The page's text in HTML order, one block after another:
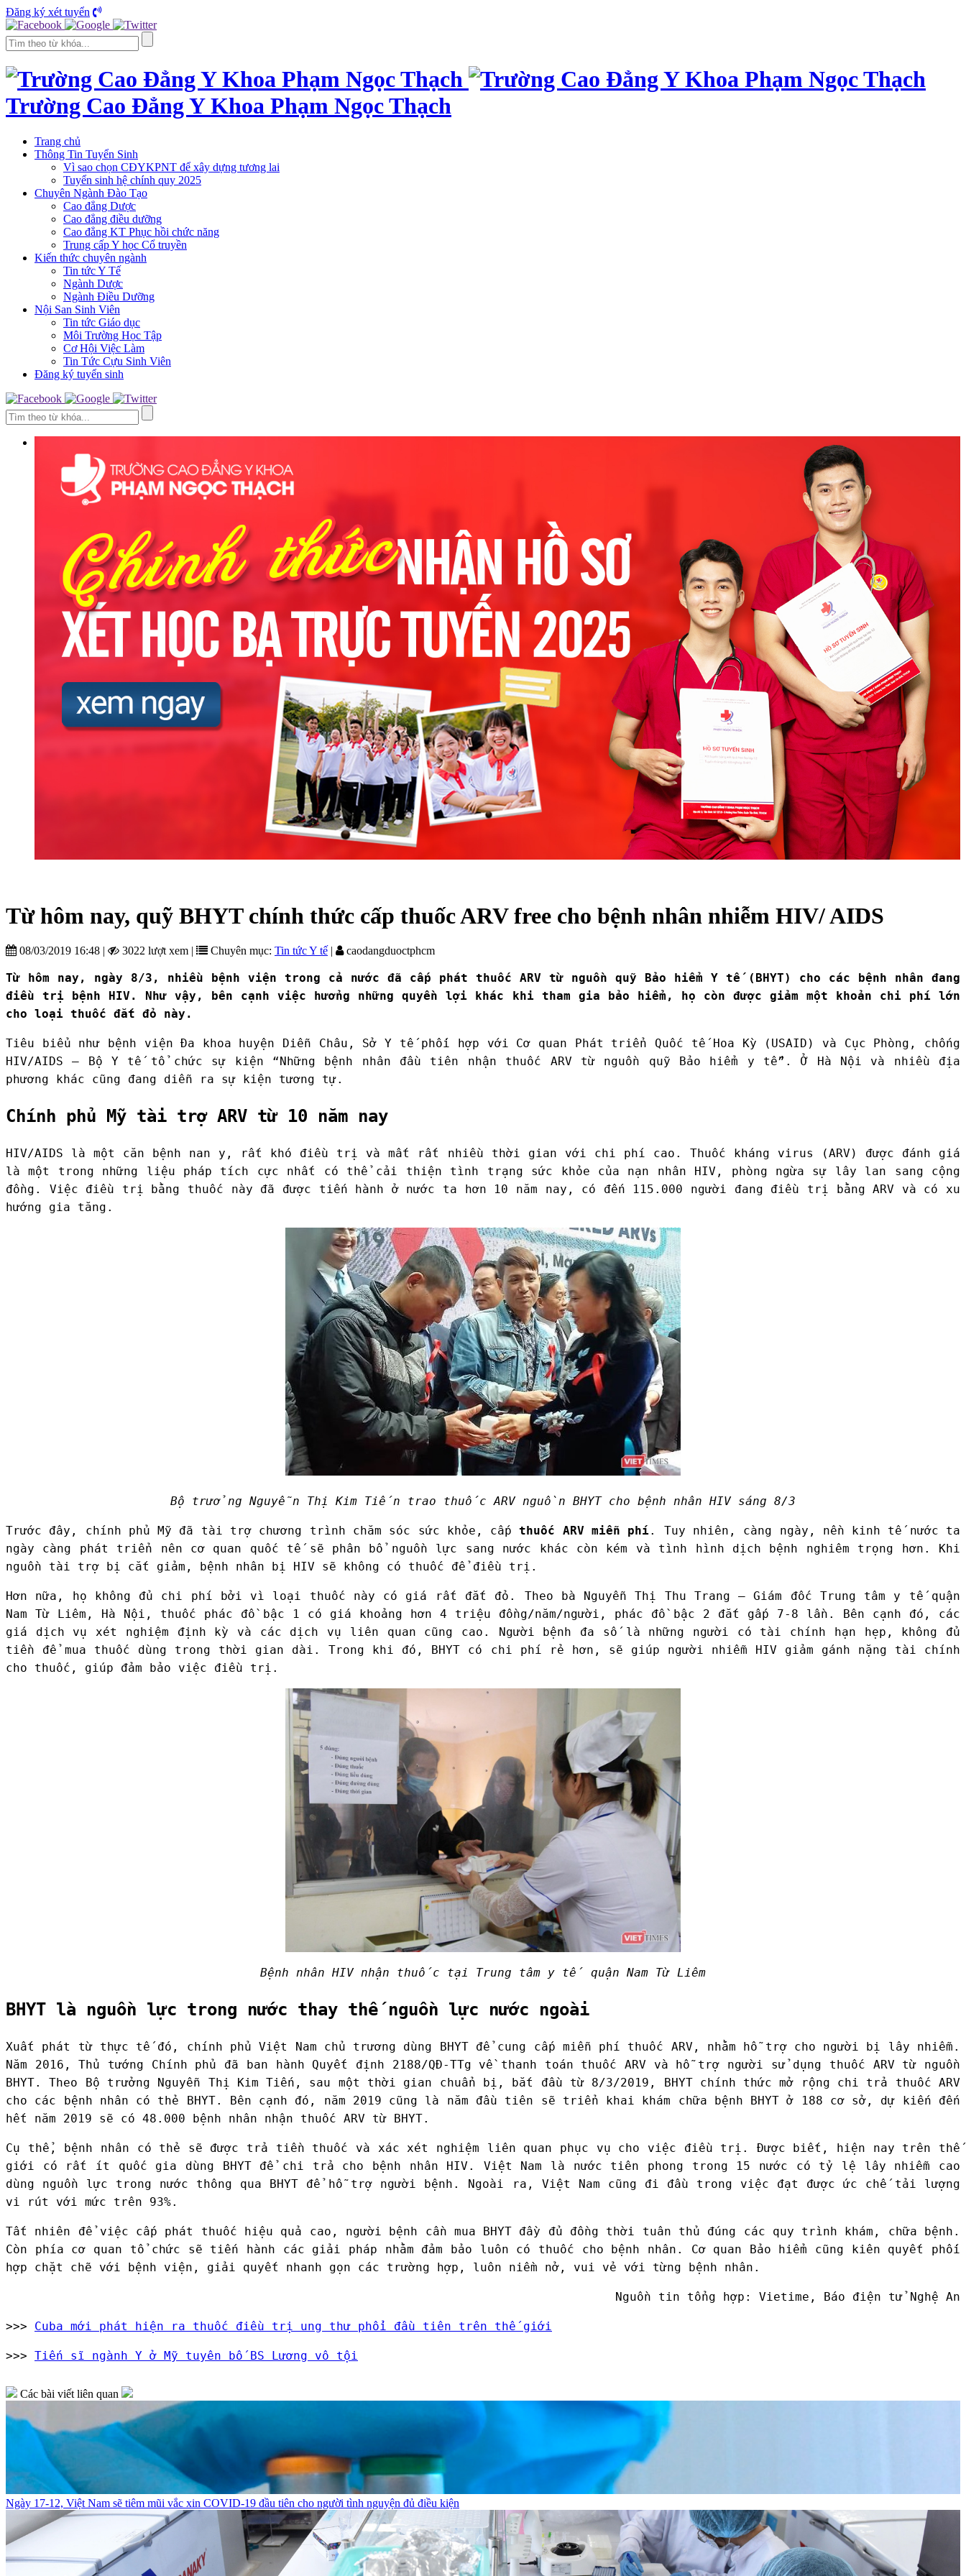
Đăng ký xét tuyển
Trường Cao Đẳng Y Khoa Phạm Ngọc Thạch
Trang chủ
Thông Tin Tuyển Sinh
Vì sao chọn CĐYKPNT để xây dựng tương lai
Tuyển sinh hệ chính quy 2025
Chuyên Ngành Đào Tạo
Cao đẳng Dược
Cao đẳng điều dưỡng
Cao đẳng KT Phục hồi chức năng
Trung cấp Y học Cổ truyền
Kiến thức chuyên ngành
Tin tức Y Tế
Ngành Dược
Ngành Điều Dưỡng
Nội San Sinh Viên
Tin tức Giáo dục
Môi Trường Học Tập
Cơ Hội Việc Làm
Tin Tức Cựu Sinh Viên
Đăng ký tuyển sinh
Từ hôm nay, quỹ BHYT chính thức cấp thuốc ARV free cho bệnh nhân nhiễm HIV/ AIDS
08/03/2019 16:48 | 3022 lượt xem | Chuyên mục: Tin tức Y tế | caodangduoctphcm
Từ hôm nay, ngày 8/3, nhiều bệnh viện trong cả nước đã cấp phát thuốc ARV từ nguồn quỹ Bảo hiểm Y tế (BHYT) cho các bệnh nhân đang
điều trị bệnh HIV. Như vậy, bên cạnh việc hưởng những quyền lợi khác khi tham gia bảo hiểm, họ còn được giảm một khoản chi phí lớn
cho loại thuốc đắt đỏ này.
Tiêu biểu như bệnh viện Đa khoa huyện Diễn Châu, Sở Y tế phối hợp với Cơ quan Phát triển Quốc tế Hoa Kỳ (USAID) và Cục Phòng, chống
HIV/AIDS – Bộ Y tế tổ chức sự kiện “Những bệnh nhân đầu tiên nhận thuốc ARV từ nguồn quỹ Bảo hiểm y tế”. Ở Hà Nội và nhiều địa
phương khác cũng đang diễn ra sự kiện tương tự.
Chính phủ Mỹ tài trợ ARV từ 10 năm nay
HIV/AIDS là một căn bệnh nan y, rất khó điều trị và mất rất nhiều thời gian với chi phí cao. Thuốc kháng virus (ARV) được đánh giá
là một trong những liệu pháp tích cực nhất có thể cải thiện tình trạng sức khỏe của nạn nhân HIV, phòng ngừa sự lây lan sang cộng
đồng. Việc điều trị bằng thuốc này đã được tiến hành ở nước ta hơn 10 năm nay, có đến 115.000 người đang điều trị bằng ARV và có xu
hướng gia tăng.
Bộ trưởng Nguyễn Thị Kim Tiến trao thuốc ARV nguồn BHYT cho bệnh nhân HIV sáng 8/3
Trước đây, chính phủ Mỹ đã tài trợ chương trình chăm sóc sức khỏe, cấpthuốc ARV miễn phí. Tuy nhiên, càng ngày, nền kinh tế nước ta
ngày càng phát triển nên cơ quan quốc tế sẽ phân bổ nguồn lực sang nước khác còn kém và tình hình dịch bệnh nghiêm trọng hơn. Khi
nguồn tài trợ bị cắt giảm, bệnh nhân bị HIV sẽ không có thuốc để điều trị.
Hơn nữa, họ không đủ chi phí bởi vì loại thuốc này có giá rất đắt đỏ. Theo bà Nguyễn Thị Thu Trang – Giám đốc Trung tâm y tế quận
Nam Từ Liêm, Hà Nội, thuốc phác đồ bậc 1 có giá khoảng hơn 4 triệu đồng/năm/người, phác đồ bậc 2 đắt gấp 7-8 lần. Bên cạnh đó, các
giá dịch vụ xét nghiệm định kỳ và các dịch vụ liên quan cũng cao. Người bệnh đa số là những người có tài chính hạn hẹp, không đủ
tiền để mua thuốc dùng trong thời gian dài.Trong khi đó, BHYT có chi phí rẻ hơn, sẽ giúp người nhiễm HIV giảm gánh nặng tài chính
cho thuốc, giúp đảm bảo việc điều trị.
Bệnh nhân HIV nhận thuốc tại Trung tâm y tế quận Nam Từ Liêm
BHYT là nguồn lực trong nước thay thế nguồn lực nước ngoài
Xuất phát từ thực tế đó, chính phủ Việt Nam chủ trương dùng BHYT để cung cấp miễn phí thuốc ARV, nhằm hỗ trợ cho người bị lây nhiễm.
Năm 2016, Thủ tướng Chính phủ đã ban hành Quyết định 2188/QĐ-TTg về thanh toán thuốc ARV và hỗ trợ người sử dụng thuốc ARV từ nguồn
BHYT. Theo Bộ trưởng Nguyễn Thị Kim Tiến, sau một thời gian chuẩn bị, bắt đầu từ 8/3/2019, BHYT chính thức mở rộng chi trả thuốc ARV
cho các bệnh nhân có thẻ BHYT. Bên cạnh đó, năm 2019 cũng là năm đầu tiên sẽ triển khai khám chữa bệnh BHYT ở 188 cơ sở, dự kiến đến
hết năm 2019 sẽ có 48.000 bệnh nhân nhận thuốc ARV từ BHYT.
Cụ thể, bệnh nhân có thẻ sẽ được trả tiền thuốc và xác xét nghiệm liên quan phục vụ cho việc điều trị. Được biết, hiện nay trên thế
giới có rất ít quốc gia dùng BHYT để chi trả cho bệnh nhân HIV. Việt Nam là nước tiên phong trong 15 nước có tỷ lệ lây nhiễm cao
dùng nguồn lực trong nước thông qua BHYT để hỗ trợ người bệnh. Ngoài ra, Việt Nam cũng đi đầu trong việc đạt được ức chế tải lượng
vi rút với mức trên 93%.
Tất nhiên để việc cấp phát thuốc hiệu quả cao, người bệnh cần mua BHYT đầy đủ đồng thời tuân thủ đúng các quy trình khám, chữa bệnh.
Còn phía cơ quan tổ chức sẽ tiến hành các giải pháp nhằm đảm bảo luôn có thuốc cho bệnh nhân. Cơ quan Bảo hiểm cũng kiên quyết phối
hợp chặt chẽ với bệnh viện, giải quyết nhanh gọn các trường hợp, luôn niềm nở, vui vẻ với từng bệnh nhân.
Nguồn tin tổng hợp: Vietime, Báo điện tử Nghệ An
>>> Cuba mới phát hiện ra thuốc điều trị ung thư phổi đầu tiên trên thế giới
>>> Tiến sĩ ngành Y ở Mỹ tuyên bố BS Lương vô tội
Các bài viết liên quan
Ngày 17-12, Việt Nam sẽ tiêm mũi vắc xin COVID-19 đầu tiên cho người tình nguyện đủ điều kiện